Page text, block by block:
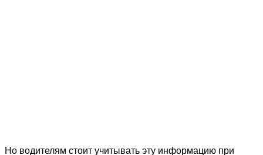
Но водителям стоит учитывать эту информацию при